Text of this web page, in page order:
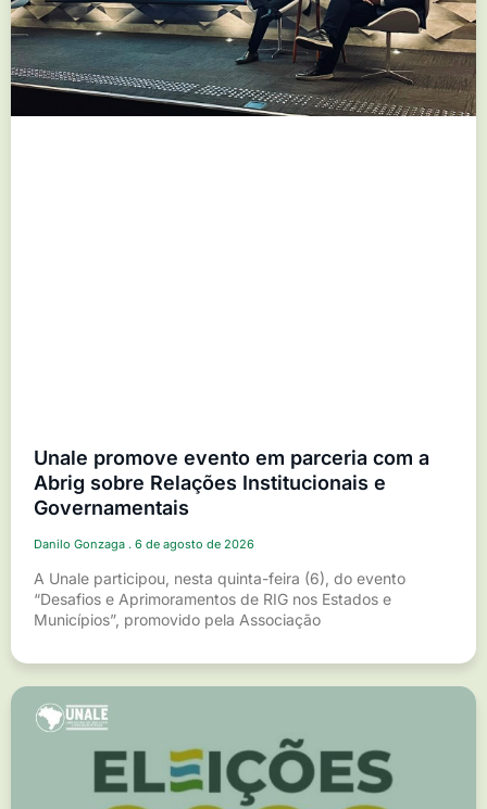
Unale promove evento em parceria com a
Abrig sobre Relações Institucionais e
Governamentais
Danilo Gonzaga 6 de agosto de 2026
A Unale participou, nesta quinta-feira (6), do evento
“Desafios e Aprimoramentos de RIG nos Estados e
Municípios”, promovido pela Associação